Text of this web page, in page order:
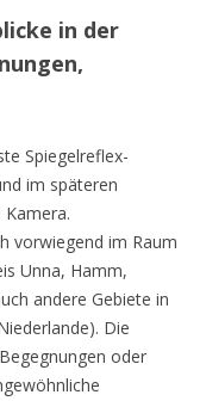
in der
Spiegelreflex-
im späteren
vorwiegend im Raum
Unna, Hamm,
andere Gebiete in
Die
oder